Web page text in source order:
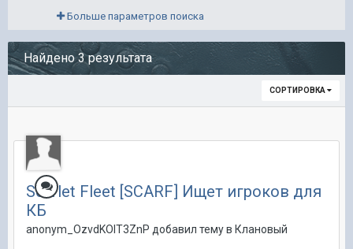
Больше параметров поиска
Найдено 3 результата
СОРТИРОВКА
Scarlet Fleet [SCARF] Ищет игроков для
КБ
anonym_OzvdKOlT3ZnP добавил тему в Клановый